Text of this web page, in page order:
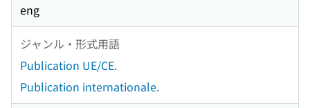
eng
ジャンル・形式用語
Publication UE/CE.
Publication internationale.